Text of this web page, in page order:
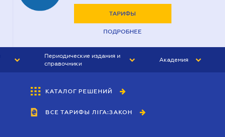
ТАРИФЫ
ПОДРОБНЕЕ
Периодические издания и
справочники
БУХГАЛТЕР&ЗАКОН
ВЕСТНИК МСФО
Академия
КАТАЛОГ РЕШЕНИЙ
ВСЕ ТАРИФЫ ЛІГА:ЗАКОН